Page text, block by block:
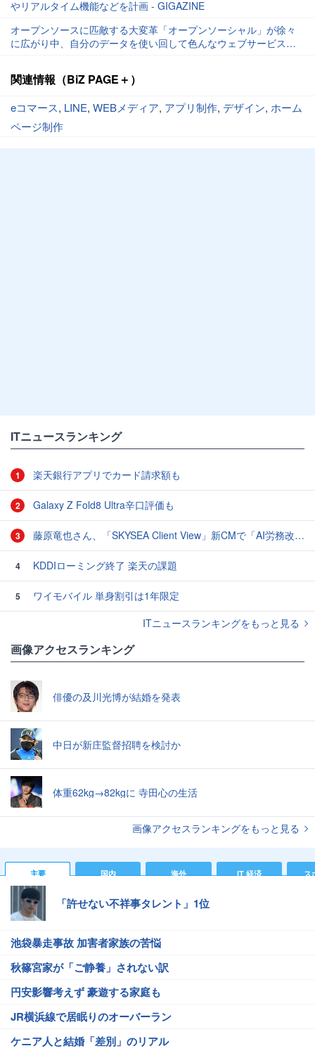
やリアルタイム機能などを計画 - GIGAZINE
オープンソースに匹敵する大変革「オープンソーシャル」が徐々
に広がり中、自分のデータを使い回して色んなウェブサービスを
関連情報（BiZ PAGE＋）
eコマース, LINE, WEBメディア, アプリ制作, デザイン, ホーム
ページ制作
ITニュースランキング
1 楽天銀行アプリでカード請求額も
2 Galaxy Z Fold8 Ultra辛口評価も
3 藤原竜也さん、「SKYSEA Client View」新CMで「AI労務改善」をアピール 働き方をAIが分析したら「すぐに休んで」と言われる？
4 KDDIローミング終了 楽天の課題
5
ワイモバイル 単身割引は1年限定
ITニュースランキングをもっと見る
画像アクセスランキング
俳優の及川光博が結婚を発表
中日が新庄監督招聘を検討か
体重62kg→82kgに 寺田心の生活
画像アクセスランキングをもっと見る
主要 国内 海外 IT 経済 ス
「許せない不祥事タレント」1位
池袋暴走事故 加害者家族の苦悩
秋篠宮家が「ご静養」されない訳
円安影響考えず 豪遊する家庭も
JR横浜線で居眠りのオーバーラン
ケニア人と結婚「差別」のリアル